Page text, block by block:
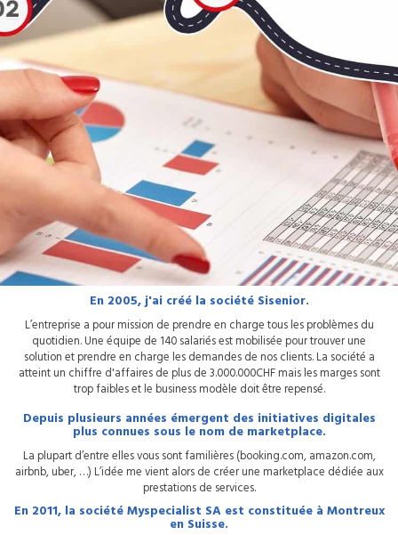
En 2005, j'ai créé la société Sisenior.
L’entreprise a pour mission de prendre en charge tous les problèmes du
quotidien. Une équipe de 140 salariés est mobilisée pour trouver une
solution et prendre en charge les demandes de nos clients. La société a
atteint un chiffre d'affaires de plus de 3.000.000CHF mais les marges sont
trop faibles et le business modèle doit être repensé.
Depuis plusieurs années émergent des initiatives digitales
plus connues sous le nom de marketplace.
La plupart d’entre elles vous sont familières (booking.com, amazon.com,
airbnb, uber, …) L’idée me vient alors de créer une marketplace dédiée aux
prestations de services.
En 2011, la société Myspecialist SA est constituée à Montreux
en Suisse.